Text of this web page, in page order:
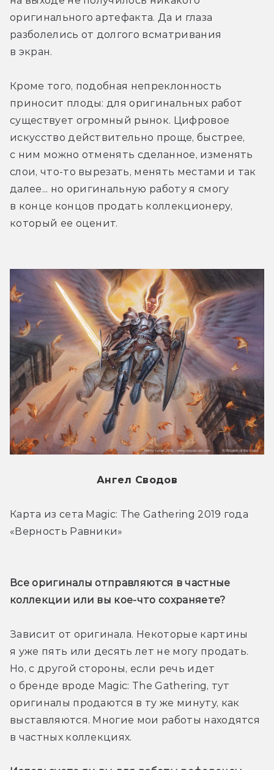
оригинального артефакта. Да и глаза
разболелись от долгого всматривания
в экран.
Кроме того, подобная непреклонность
приносит плоды: для оригинальных работ
существует огромный рынок. Цифровое
искусство действительно проще, быстрее,
с ним можно отменять сделанное, изменять
слои, что-то вырезать, менять местами и так
далее... но оригинальную работу я смогу
в конце концов продать коллекционеру,
который ее оценит.
Ангел Сводов
Карта из сета Magic: The Gathering 2019 года
«Верность Равники»
Все оригиналы отправляются в частные
коллекции или вы кое-что сохраняете?
Зависит от оригинала. Некоторые картины
я уже пять или десять лет не могу продать.
Но, с другой стороны, если речь идет
о бренде вроде Magic: The Gathering, тут
оригиналы продаются в ту же минуту, как
выставляются. Многие мои работы находятся
в частных коллекциях.